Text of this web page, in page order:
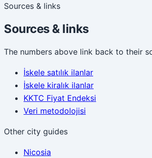
Sources & links
Sources & links
The numbers above link back to their
İskele satılık ilanlar
İskele kiralık ilanlar
KKTC Fiyat Endeksi
Veri metodolojisi
Other city guides
Nicosia